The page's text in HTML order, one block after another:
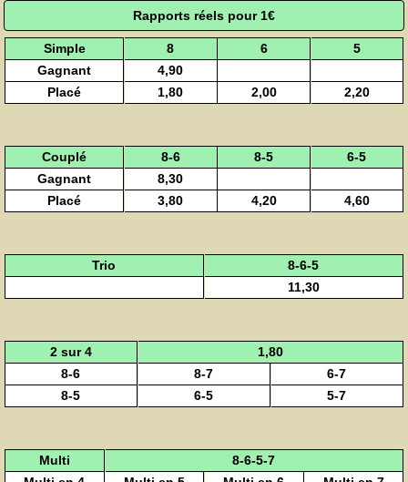
Rapports réels pour 1€
Simple 8 6
5
Gagnant
4,90
Placé
1,80 2,00 2,20
Couplé 8-6 8-5
6-5
Gagnant
8,30
Placé
3,80 4,20 4,60
Trio
8-6-5
11,30
2 sur 4
1,80
8-6
8-7
6-7
8-5
6-5 5-7
Multi
8-6-5-7